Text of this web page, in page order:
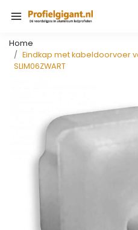
Home
Eindkap met kabeldoorvoer
SLIM06ZWART